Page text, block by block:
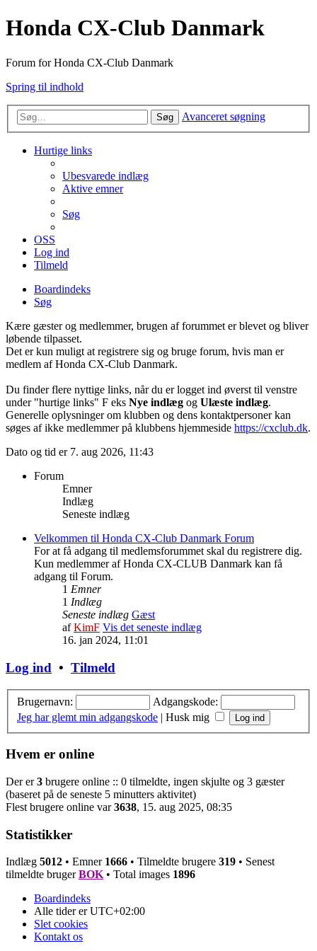
Honda CX-Club Danmark
Forum for Honda CX-Club Danmark
Spring til indhold
Søg Avanceret søgning
Hurtige links
Ubesvarede indlæg
Aktive emner
Søg
OSS
Log ind
Tilmeld
Boardindeks
Søg
Kære gæster og medlemmer, brugen af forummet er blevet og bliver
løbende tilpasset.
Det er kun muligt at registrere sig og bruge forum, hvis man er
medlem af Honda CX-Club Danmark.
Du finder flere nyttige links, når du er logget ind øverst til venstre
under "hurtige links" F eks Nye indlæg og Ulæste indlæg.
Generelle oplysninger om klubben og dens kontaktpersoner kan
søges af ikke medlemmer på klubbens hjemmeside https://cxclub.dk.
Dato og tid er 7. aug 2026, 11:43
Forum
Emner
Indlæg
Seneste indlæg
Velkommen til Honda CX-Club Danmark Forum
For at få adgang til medlemsforummet skal du registrere dig.
Kun medlemmer af Honda CX-CLUB Danmark kan få
adgang til Forum.
1 Emner
1 Indlæg
Seneste indlæg Gæst
afKimF Vis det seneste indlæg
16. jan 2024, 11:01
Log ind • Tilmeld
Brugernavn:
Adgangskode:
Jeg har glemt min adgangskode | Husk mig
Hvem er online
Der er3 brugere online :: 0 tilmeldte, ingen skjulte og 3 gæster
(baseret på de seneste 5 minutters aktivitet)
Flest brugere online var3638, 15. aug 2025, 08:35
Statistikker
Indlæg 5012 • Emner 1666 • Tilmeldte brugere 319 • Senest
tilmeldte brugerBOK • Total images 1896
Boardindeks
Alle tider erUTC+02:00
Slet cookies
Kontakt os